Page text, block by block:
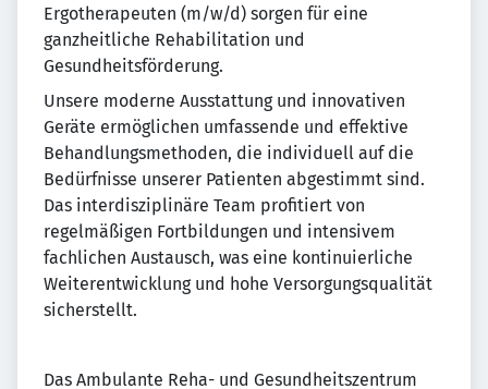
Ergotherapeuten (m/w/d) sorgen für eine
ganzheitliche Rehabilitation und
Gesundheitsförderung.
Unsere moderne Ausstattung und innovativen
Geräte ermöglichen umfassende und effektive
Behandlungsmethoden, die individuell auf die
Bedürfnisse unserer Patienten abgestimmt sind.
Das interdisziplinäre Team profitiert von
regelmäßigen Fortbildungen und intensivem
fachlichen Austausch, was eine kontinuierliche
Weiterentwicklung und hohe Versorgungsqualität
sicherstellt.
Das Ambulante Reha- und Gesundheitszentrum